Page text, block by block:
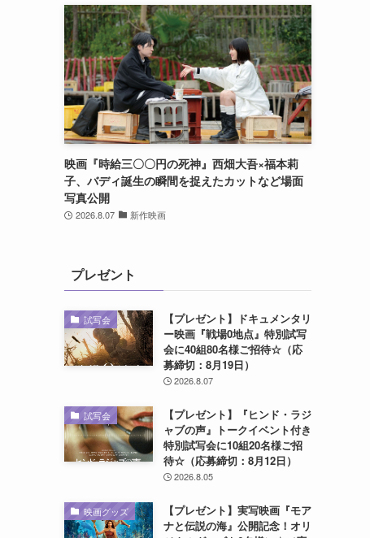
映画『時給三〇〇円の死神』西畑大吾×福本莉
子、バディ誕生の瞬間を捉えたカットなど場面
写真公開
2026.8.07 新作映画
プレゼント
試写会
【プレゼント】ドキュメンタリ
ー映画『戦場0地点』特別試写
会に40組80名様ご招待☆（応
募締切：8月19日）
2026.8.07
試写会
【プレゼント】『ヒンド・ラジ
ャブの声』トークイベント付き
特別試写会に10組20名様ご招
待☆（応募締切：8月12日）
2026.8.05
映画グッズ
【プレゼント】実写映画『モア
ナと伝説の海』公開記念！オリ